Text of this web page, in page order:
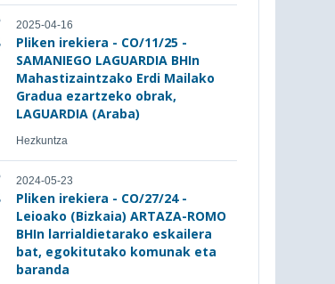
2025-04-16
Pliken irekiera - CO/11/25 -
SAMANIEGO LAGUARDIA BHIn
Mahastizaintzako Erdi Mailako
Gradua ezartzeko obrak,
LAGUARDIA (Araba)
Hezkuntza
2024-05-23
Pliken irekiera - CO/27/24 -
Leioako (Bizkaia) ARTAZA-ROMO
BHIn larrialdietarako eskailera
bat, egokitutako komunak eta
baranda